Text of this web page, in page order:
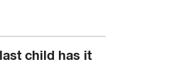
child has it